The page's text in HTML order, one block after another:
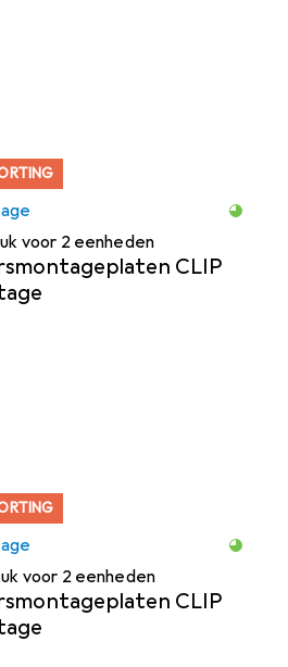
voor 2 eenheden
CLIP
voor 2 eenheden
CLIP